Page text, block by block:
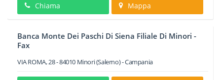
Chiama Mappa
Banca Monte Dei Paschi Di Siena Filiale Di Minori -
Fax
VIA ROMA, 28-84010 Minori(Salerno) -Campania